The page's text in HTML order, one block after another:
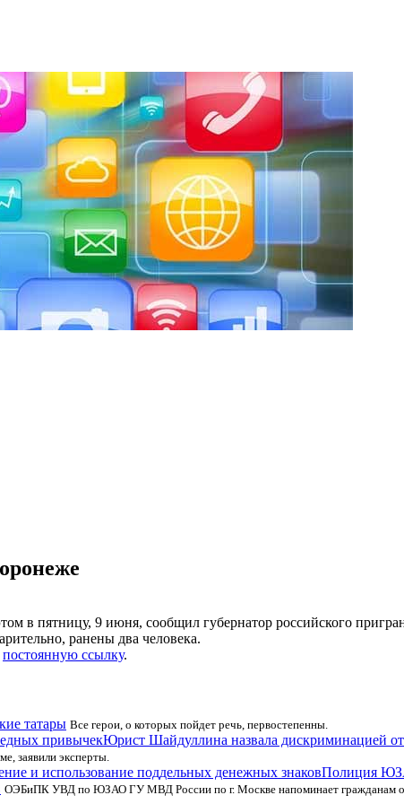
в пятницу, 9 июня, сообщил губернатор российского
ранены два человека.
постоянную ссылку.
татары Все герои, о которых пойдет речь, первостепенны.
Юрист Шайдуллина назвала дискриминацией
заявили эксперты.
Полиция
ОЭБиПК УВД по ЮЗАО ГУ МВД России по г. Москве напоминает гражданам об